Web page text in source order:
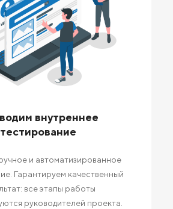
внутреннее
тестирование
и автоматизированное
Гарантируем качественный
все этапы работы
руководителей проекта.